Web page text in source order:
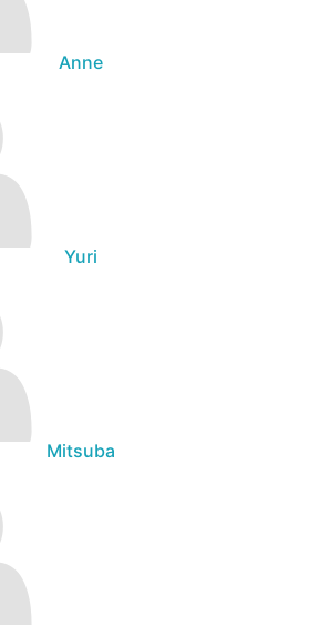
Anne
Yuri
Mitsuba